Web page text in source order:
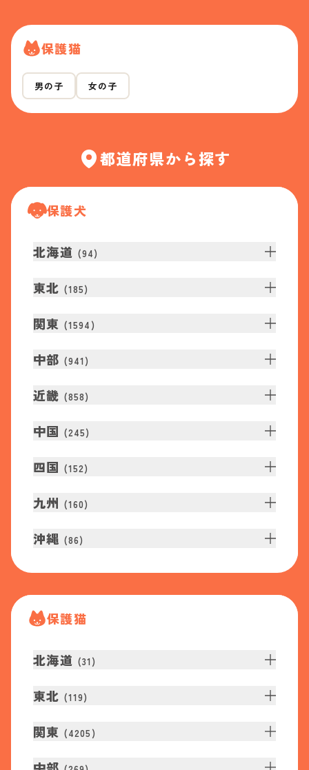
保護猫
男の子 女の子
都道府県から探す
保護犬
北海道 (94)
東北 (185)
関東 (1594 )
中部 (941 )
近畿 (858)
中国 (245)
四国 (152)
九州 (160)
沖縄 (86)
保護猫
北海道 (31 )
東北 (119)
関東 (4205 )